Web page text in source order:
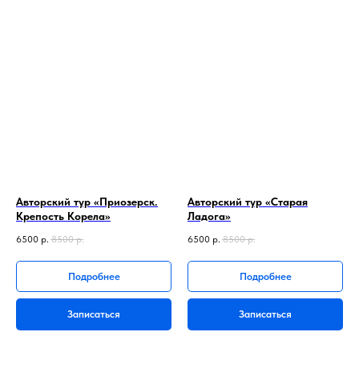
Авторский тур «Приозерск.
Крепость Корела»
6500 р. 8500 р.
Подробнее
Записаться
Авторский тур «Старая
Ладога»
6500 р. 8500 р.
Подробнее
Записаться